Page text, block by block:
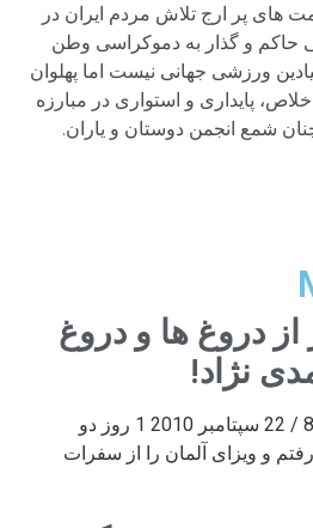
های پر ارج تلاش مردم ایران در
حاکم و گذار به دموکراسی وطن
ورزشی جهانی نیست اما پهلوان
پایداری و استواری در مبارزه
شمع انجمن دوستان و یاران.
از دروغ ها و دروغ
نژاد!
چهارشنبه 31 شهریور 89 / 22 سپتامبر 2010 1 روز دو
رم رفتم و ویزای آلمان را از سفرات